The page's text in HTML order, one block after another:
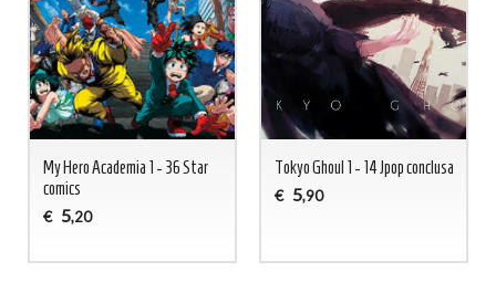
My Hero Academia 1 - 36 Star
comics
€ 5,20
Tokyo Ghoul 1 - 14 Jpop conclusa
€ 5,90